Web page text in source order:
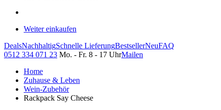
Weiter einkaufen
DealsNachhaltigSchnelle LieferungBestsellerNeuFAQ
0512 334 071 23 Mo. - Fr. 8 - 17 UhrMailen
Home
Zuhause & Leben
Wein-Zubehör
Rackpack Say Cheese